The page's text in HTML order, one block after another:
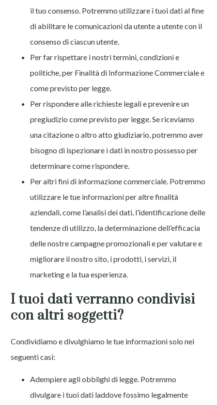
il tuo consenso. Potremmo utilizzare i tuoi dati al fine
di abilitare le comunicazioni da utente a utente con il
consenso di ciascun utente.
Per far rispettare i nostri termini, condizioni e
politiche, per Finalità di Informazione Commerciale e
come previsto per legge.
Per rispondere alle richieste legali e prevenire un
pregiudizio come previsto per legge. Se riceviamo
una citazione o altro atto giudiziario, potremmo aver
bisogno di ispezionare i dati in nostro possesso per
determinare come rispondere.
Per altri fini di informazione commerciale. Potremmo
utilizzare le tue informazioni per altre finalità
aziendali, come l’analisi dei dati, l’identificazione delle
tendenze di utilizzo, la determinazione dell’efficacia
delle nostre campagne promozionali e per valutare e
migliorare il nostro sito, i prodotti, i servizi, il
marketing e la tua esperienza.
I tuoi dati verranno condivisi
con altri soggetti?
Condividiamo e divulghiamo le tue informazioni solo nei
seguenti casi:
Adempiere agli obblighi di legge. Potremmo
divulgare i tuoi dati laddove fossimo legalmente